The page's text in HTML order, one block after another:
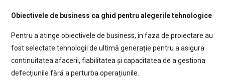
Obiectivele de business ca ghid pentru alegerile tehnologice
Pentru a atinge obiectivele de business, în faza de proiectare au
fost selectate tehnologii de ultimă generație pentru a asigura
continuitatea afacerii, fiabilitatea și capacitatea de a gestiona
defecțiunile fără a perturba operațiunile.